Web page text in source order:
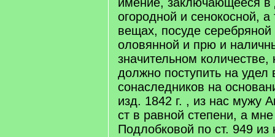
огородной и сенокосной,
вещах, посуде
оловянной и прю и
значительном количестве,
должно поступить на удел
сонаследников на
изд. 1842 г. , из нас мужу
ст в равной степени, а
Подлобковой по ст. 949 из